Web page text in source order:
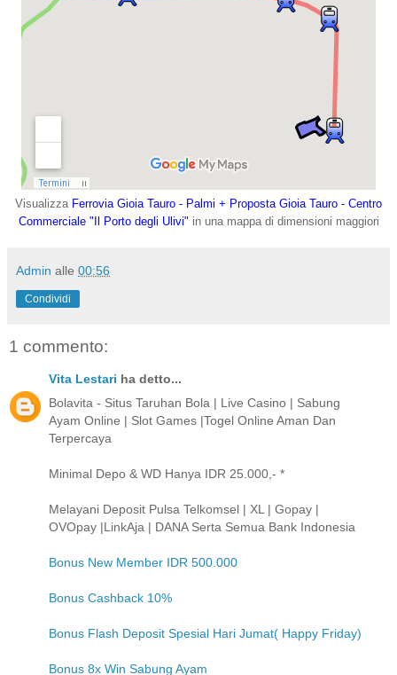
Visualizza Ferrovia Gioia Tauro - Palmi + Proposta Gioia Tauro - Centro
Commerciale "Il Porto degli Ulivi" in una mappa di dimensioni maggiori
Admin alle 00:56
Condividi
1 commento:
Vita Lestari ha detto...
Bolavita - Situs Taruhan Bola | Live Casino | Sabung
Ayam Online | Slot Games |Togel Online Aman Dan
Terpercaya
Minimal Depo & WD Hanya IDR 25.000,- *
Melayani Deposit Pulsa Telkomsel | XL | Gopay |
OVOpay |LinkAja | DANA Serta Semua Bank Indonesia
Bonus New Member IDR 500.000
Bonus Cashback 10%
Bonus Flash Deposit Spesial Hari Jumat( Happy Friday)
Bonus 8x Win Sabung Ayam